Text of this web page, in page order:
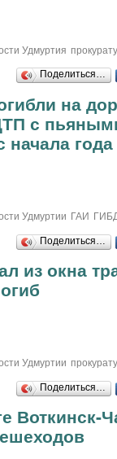
Удмуртия
Поделиться…
на
с
начала года
Удмуртии ГАИ
Поделиться…
из окна
Удмуртии
Поделиться…
Воткинск-